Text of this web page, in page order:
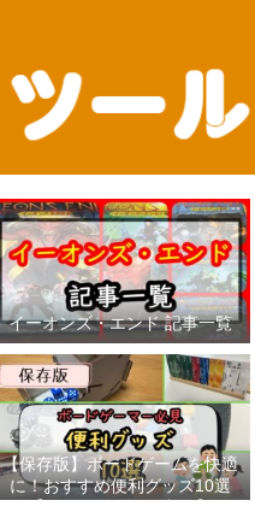
イーオンズ・エンド 記事一覧
【保存版】ボードゲームを快適
に！おすすめ便利グッズ10選
【ボードゲーマー必見】